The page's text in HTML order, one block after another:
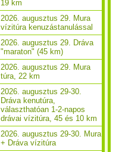
19 km
2026. augusztus 29. Mura
vízitúra kenuzástanulással
2026. augusztus 29. Dráva
"maraton" (45 km)
2026. augusztus 29. Mura
túra, 22 km
2026. augusztus 29-30.
Dráva kenutúra,
választhatóan 1-2-napos
drávai vízitúra, 45 és 10 km
2026. augusztus 29-30. Mura
+ Dráva vízitúra